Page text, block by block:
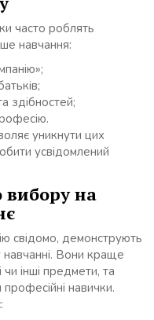
часто роблять
навчання:
здібностей;
уникнути цих
усвідомлений
вибору на
свідомо, демонструють
навчанні. Вони краще
чи інші предмети, та
навички.